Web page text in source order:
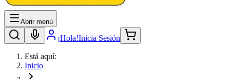
Abrir menú
¡Hola!Inicia Sesión
Está aquí:
Inicio